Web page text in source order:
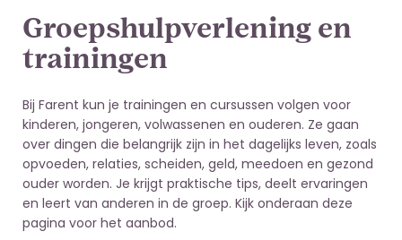
Groepshulpverlening en
trainingen
Bij Farent kun je trainingen en cursussen volgen voor
kinderen, jongeren, volwassenen en ouderen. Ze gaan
over dingen die belangrijk zijn in het dagelijks leven, zoals
opvoeden, relaties, scheiden, geld, meedoen en gezond
ouder worden. Je krijgt praktische tips, deelt ervaringen
en leert van anderen in de groep. Kijk onderaan deze
pagina voor het aanbod.